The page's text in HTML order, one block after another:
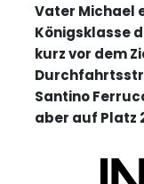
Vater Michael
Königsklasse
kurz vor dem
Santino
aber auf Platz